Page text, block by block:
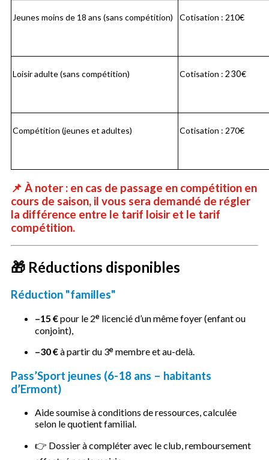
Jeunes moins de 18 ans (sans compétition) Cotisation : 210€
Loisir adulte (sans compétition) Cotisation : 230€
Compétition (jeunes et adultes) Cotisation : 270€
📌 À noter : en cas de passage en compétition en
cours de saison, il vous sera demandé de régler
la différence entre le tarif loisir et le tarif
compétition.
🎁 Réductions disponibles
Réduction "familles"
–15 €pour le 2ᵉ licencié d’un même foyer (enfant ou
conjoint),
–30 €à partir du 3ᵉ membre et au-delà.
Pass’Sport jeunes (6-18 ans – habitants
d’Ermont)
Aide soumise à conditions de ressources, calculée
selon le quotient familial.
👉 Dossier à compléter avec le club, remboursement